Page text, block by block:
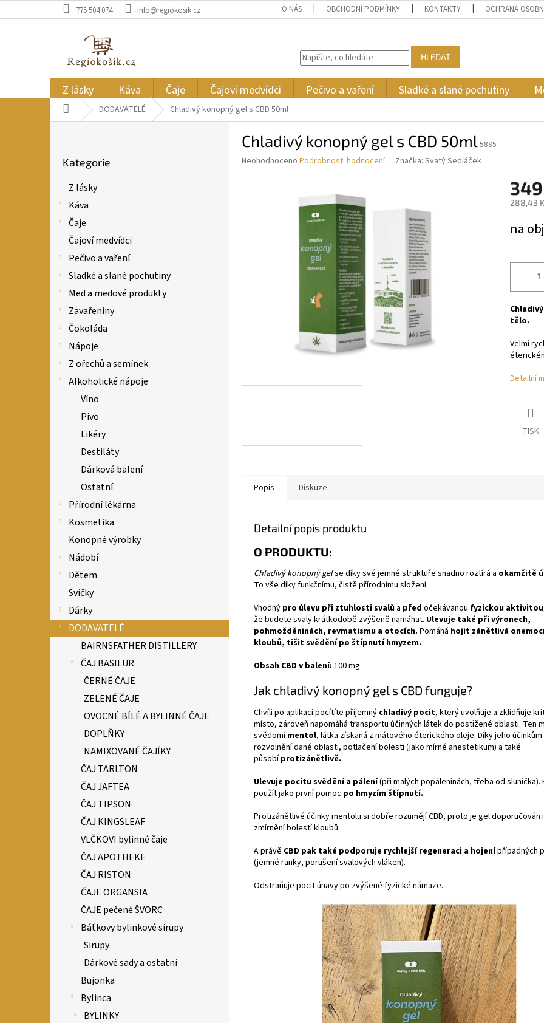
na
775 504 074 info@regiokosik.cz O NÁS OBCHODNÍ PODMÍNKY KONTAKTY OCHRANA
HLEDAT
Z lásky Káva Čaje Čajoví medvídci Pečivo a vaření Sladké a slané pochutiny
Domů DODAVATELÉ Chladivý konopný gel s CBD 50ml
kategorie
Kategorie
Z lásky
Káva
Čaje
Čajoví medvídci
Pečivo a vaření
Sladké a slané pochutiny
Med a medové produkty
Zavařeniny
Čokoláda
Nápoje
Z ořechů a semínek
Alkoholické nápoje
Víno
Pivo
Likéry
Destiláty
Dárková balení
Ostatní
Přírodní lékárna
Kosmetika
Konopné výrobky
Nádobí
Dětem
Svíčky
Dárky
DODAVATELÉ
BAIRNSFATHER DISTILLERY
ČAJ BASILUR
ČERNÉ ČAJE
ZELENÉ ČAJE
OVOCNÉ BÍLÉ A BYLINNÉ ČAJE
DOPLŇKY
NAMIXOVANÉ ČAJÍKY
ČAJ TARLTON
ČAJ JAFTEA
ČAJ TIPSON
ČAJ KINGSLEAF
VLČKOVI bylinné čaje
ČAJ APOTHEKE
ČAJ RISTON
ČAJE ORGANSIA
ČAJE pečené ŠVORC
Báťkovy bylinkové sirupy
Sirupy
Dárkové sady a ostatní
Bujonka
Bylinca
BYLINKY
Chladivý konopný gel s CBD 50ml5885
Průměrné
Neohodnoceno Podrobnosti hodnocení Značka: Svatý Sedláček
288,43
cena:
na
tělo.
Velmi
Detailní
TISK
Popis Diskuze
Detailní popis produktu
O PRODUKTU:
Chladivý konopný gelse díky své jemné struktuře snadno roztírá a okamžitě
To vše díky funkčnímu, čistě přírodnímu složení.
Vhodný pro úlevu při ztuhlosti svalů a před očekávanou fyzickou aktivitou
že budete svaly krátkodobě zvýšeně namáhat. Ulevuje také přivýronech,
pohmožděninách, revmatismu a otocích. Pomáhá hojit zánětlivá
kloubů, tišit svědění po štípnutí hmyzem.
Obsah CBD v balení: 100 mg
Jak chladivý konopný gel s CBD funguje?
Chvíli po aplikaci pocítíte příjemný chladivý pocit, který uvolňuje a zklidňuje
místo, zároveň napomáhá transportu účinných látek do postižené oblasti. Ten
svědomí mentol, látka získaná z mátového éterického oleje. Díky jeho
rozvolnění dané oblasti, potlačení bolesti (jako mírné anestetikum) a také
působí protizánětlivě.
Ulevuje pocitu svědění a pálení(při malých popáleninách, třeba od sluníčka).
použít jako první pomoc po hmyzím štípnutí.
Protizánětlivé účinky mentolu si dobře rozumějí CBD, proto je gel doporučován
zmírnění bolestí kloubů.
A právě CBD pak také podporuje rychlejší regeneraci a hojenípřípadných
(jemné ranky, porušení svalových vláken).
Odstraňuje pocit únavy po zvýšené fyzické námaze.